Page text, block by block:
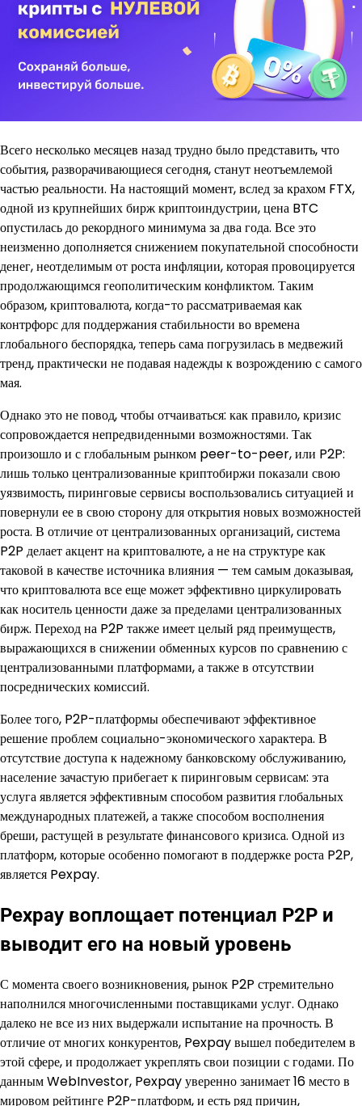
Всего несколько месяцев назад трудно было представить, что
события, разворачивающиеся сегодня, станут неотъемлемой
частью реальности. На настоящий момент, вслед за крахом FTX,
одной из крупнейших бирж криптоиндустрии, цена BTC
опустилась до рекордного минимума за два года. Все это
неизменно дополняется снижением покупательной способности
денег, неотделимым от роста инфляции, которая провоцируется
продолжающимся геополитическим конфликтом. Таким
образом, криптовалюта, когда-то рассматриваемая как
контрфорс для поддержания стабильности во времена
глобального беспорядка, теперь сама погрузилась в медвежий
тренд, практически не подавая надежды к возрождению с самого
мая.
Однако это не повод, чтобы отчаиваться: как правило, кризис
сопровождается непредвиденными возможностями. Так
произошло и с глобальным рынком peer-to-peer, или P2P:
лишь только централизованные криптобиржи показали свою
уязвимость, пиринговые сервисы воспользовались ситуацией и
повернули ее в свою сторону для открытия новых возможностей
роста. В отличие от централизованных организаций, система
P2P делает акцент на криптовалюте, а не на структуре как
таковой в качестве источника влияния — тем самым доказывая,
что криптовалюта все еще может эффективно циркулировать
как носитель ценности даже за пределами централизованных
бирж. Переход на P2P также имеет целый ряд преимуществ,
выражающихся в снижении обменных курсов по сравнению с
централизованными платформами, а также в отсутствии
посреднических комиссий.
Более того, P2P-платформы обеспечивают эффективное
решение проблем социально-экономического характера. В
отсутствие доступа к надежному банковскому обслуживанию,
население зачастую прибегает к пиринговым сервисам: эта
услуга является эффективным способом развития глобальных
международных платежей, а также способом восполнения
бреши, растущей в результате финансового кризиса. Одной из
платформ, которые особенно помогают в поддержке роста P2P,
является Pexpay.
Pexpay воплощает потенциал P2P и
выводит его на новый уровень
С момента своего возникновения, рынок P2P стремительно
наполнился многочисленными поставщиками услуг. Однако
далеко не все из них выдержали испытание на прочность. В
отличие от многих конкурентов, Pexpay вышел победителем в
этой сфере, и продолжает укреплять свои позиции с годами. По
данным WebInvestor, Pexpay уверенно занимает 16 место в
мировом рейтинге P2P-платформ, и есть ряд причин,